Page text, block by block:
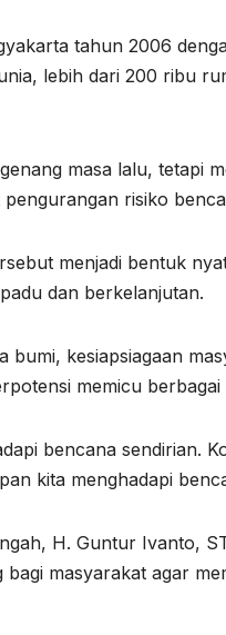
tahun 2006
lebih dari 200 ribu
masa lalu, tetapi
risiko
menjadi bentuk
dan berkelanjutan.
bumi, kesiapsiagaan
memicu
bencana sendirian.
kita menghadapi
H. Guntur Ivanto,
masyarakat agar